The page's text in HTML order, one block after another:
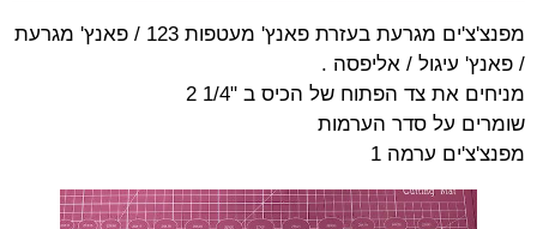
מפנצ'צ'ים מגרעת בעזרת פאנץ' מעטפות 123 / פאנץ' מגרעת
/ פאנץ' עיגול / אליפסה .
מניחים את צד הפתוח של הכיס ב "1/4 2
שומרים על סדר הערמות
מפנצ'צ'ים ערמה 1